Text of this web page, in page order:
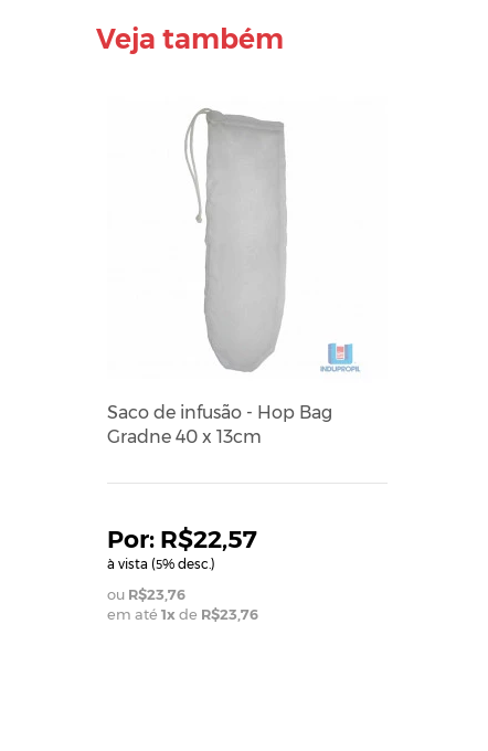
Veja também
Saco de infusão - Hop Bag
Gradne 40 x 13cm
R$22,57
à vista (5% desc.)
R$23,76
em até 1x de R$23,76